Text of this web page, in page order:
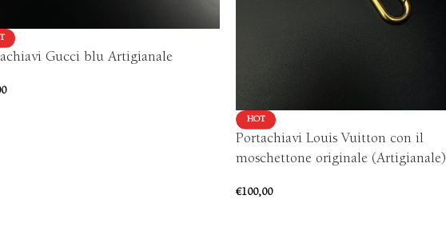
Gucci blu Artigianale
HOT
Portachiavi Louis Vuitton con il
moschettone originale (Artigianale)
€100,00